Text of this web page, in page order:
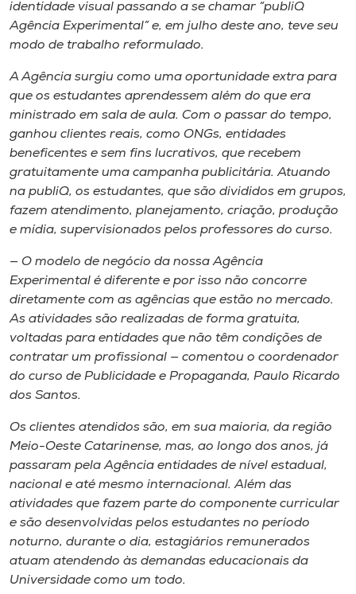
Unoesc
Store
Selecione
A+
A-
identidade visual passando a se chamar “publiQ
Agência Experimental” e, em julho deste ano, teve seu
modo de trabalho reformulado.
A Agência surgiu como uma oportunidade extra para
que os estudantes aprendessem além do que era
ministrado em sala de aula. Com o passar do tempo,
ganhou clientes reais, como ONGs, entidades
beneficentes e sem fins lucrativos, que recebem
gratuitamente uma campanha publicitária. Atuando
na publiQ, os estudantes, que são divididos em grupos,
fazem atendimento, planejamento, criação, produção
e mídia, supervisionados pelos professores do curso.
— O modelo de negócio da nossa Agência
Experimental é diferente e por isso não concorre
diretamente com as agências que estão no mercado.
As atividades são realizadas de forma gratuita,
voltadas para entidades que não têm condições de
contratar um profissional — comentou o coordenador
do curso de Publicidade e Propaganda, Paulo Ricardo
dos Santos.
Os clientes atendidos são, em sua maioria, da região
Meio-Oeste Catarinense, mas, ao longo dos anos, já
passaram pela Agência entidades de nível estadual,
nacional e até mesmo internacional. Além das
atividades que fazem parte do componente curricular
e são desenvolvidas pelos estudantes no período
noturno, durante o dia, estagiários remunerados
atuam atendendo às demandas educacionais da
Universidade como um todo.